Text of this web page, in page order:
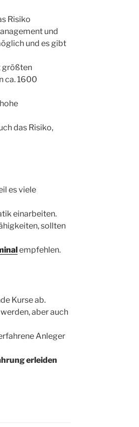
Risiko
und
und es gibt
größten
ca. 1600
das Risiko,
es viele
einarbeiten.
sollten
empfehlen.
Kurse ab.
aber auch
Anleger
erleiden